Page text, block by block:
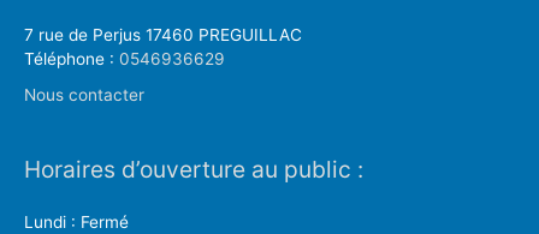
7 rue de Perjus 17460 PREGUILLAC
Téléphone : 0546936629
Nous contacter
Horaires d’ouverture au public :
Lundi : Fermé